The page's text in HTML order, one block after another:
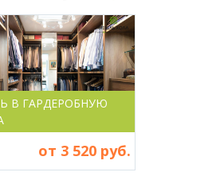
В ГАРДЕРОБНУЮ
от 3 520 руб.